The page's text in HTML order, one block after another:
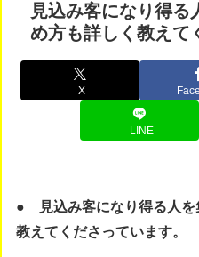
見込み客になり得る
め方も詳しく教えて
X
LINE
● 見込み客になり得る人を
教えてくださっています。